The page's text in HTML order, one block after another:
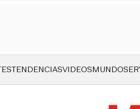
TENDENCIASVIDEOSMUNDO